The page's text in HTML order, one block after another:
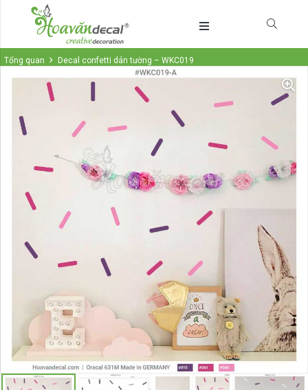
Tổng quan Decal confetti dán tường – WKC019